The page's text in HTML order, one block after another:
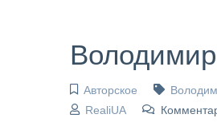
Авторское
RealiUA